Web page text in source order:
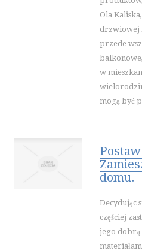
HOTELE I
DIETETYKA,
SALONY
SPRZĘT
STRONY
Ola
drzwiowej
przede
w
mogą być
domu.
Decydując
częściej
jego dobrą